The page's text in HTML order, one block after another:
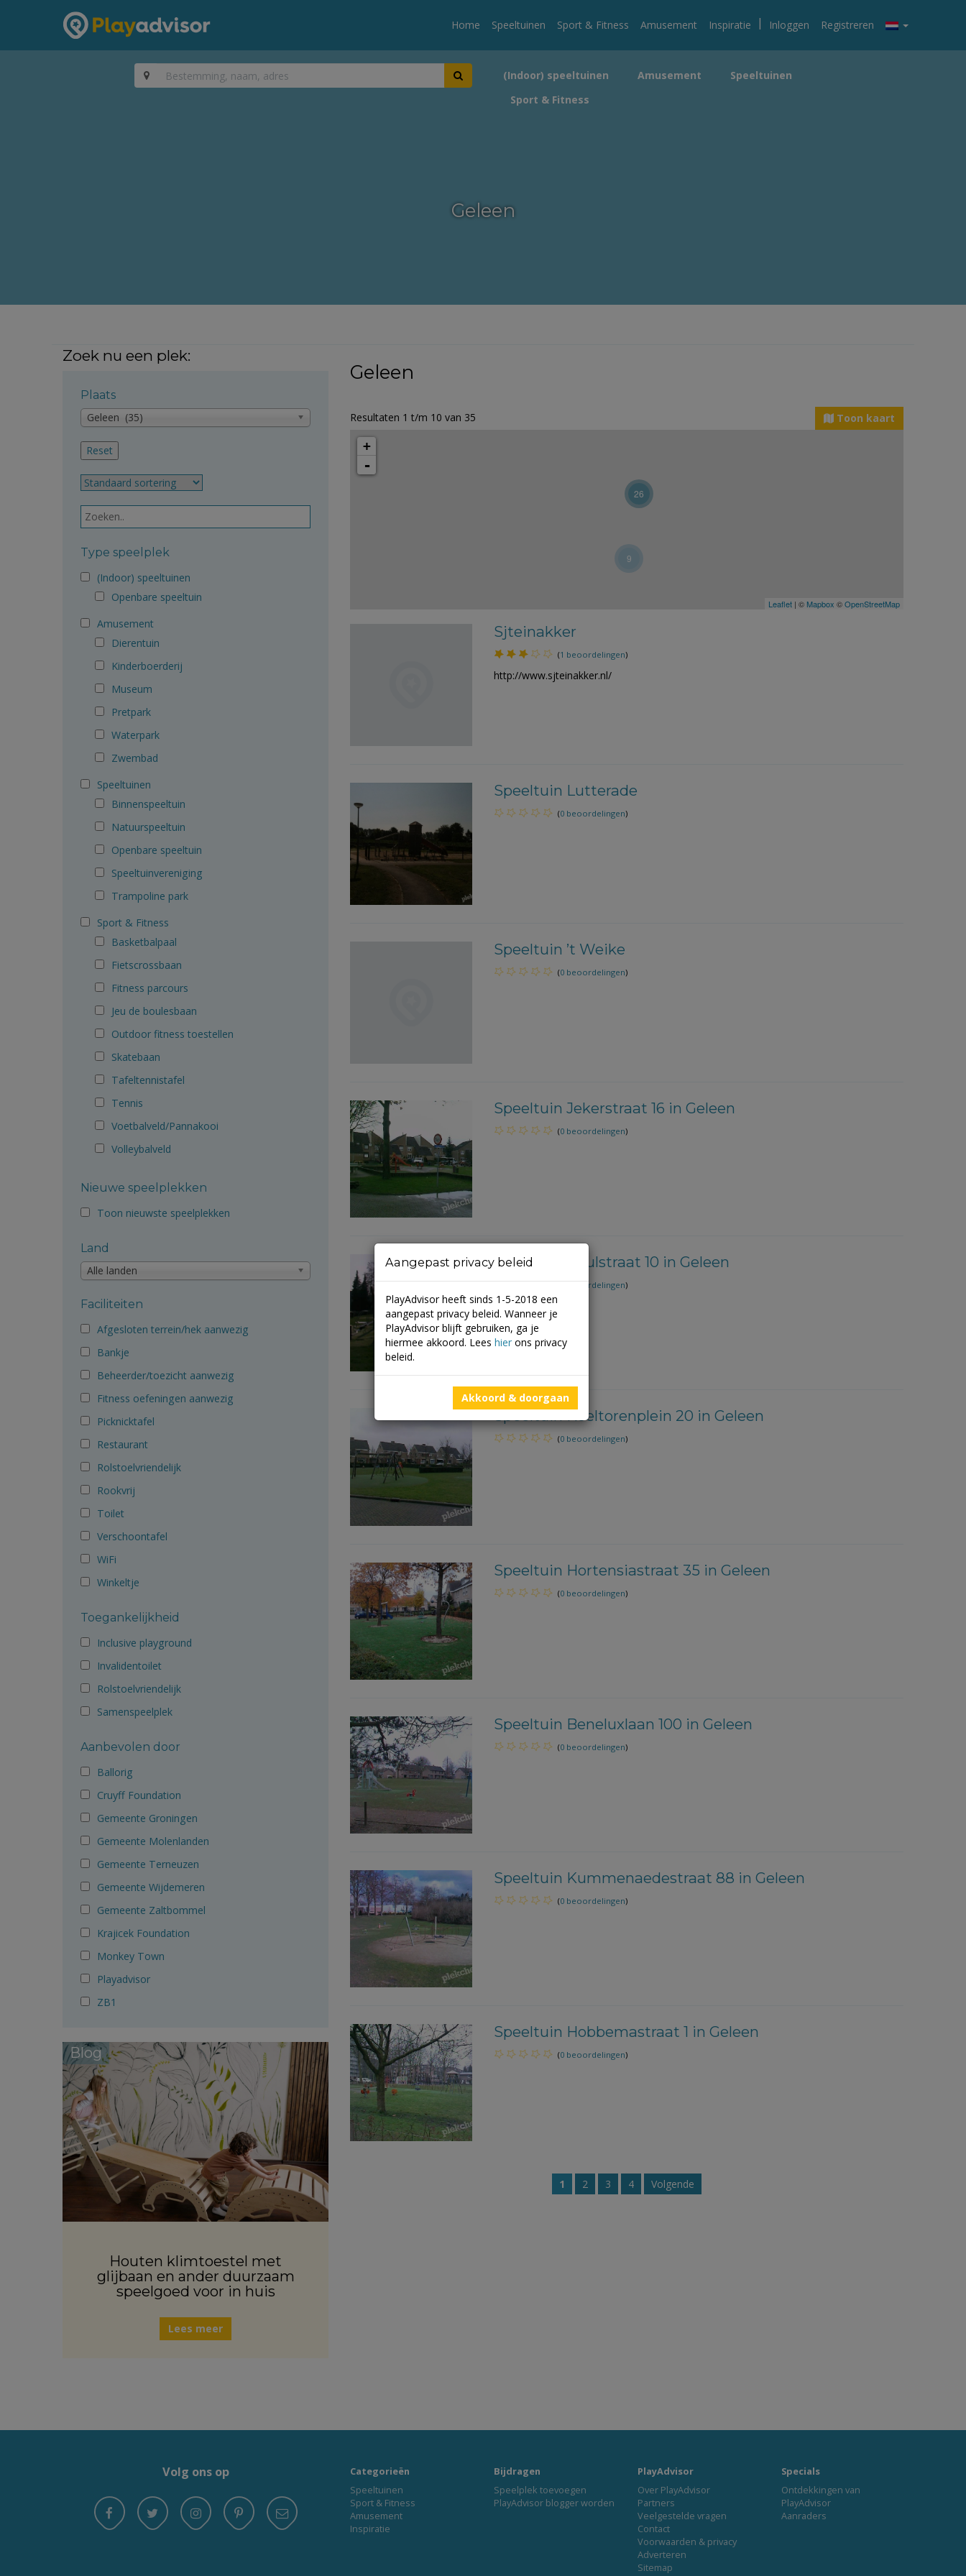
Home Speeltuinen Sport & Fitness Amusement Inspiratie | Inloggen Registreren
(Indoor) speeltuinen Amusement
Speeltuinen
Sport & Fitness
Geleen
Zoek nu een plek:
Plaats
Geleen (35)
Type speelplek
(Indoor) speeltuinen
Openbare speeltuin
Amusement
Dierentuin
Kinderboerderij
Museum
Pretpark
Waterpark
Zwembad
Speeltuinen
Binnenspeeltuin
Natuurspeeltuin
Openbare speeltuin
Speeltuinvereniging
Trampoline park
Sport & Fitness
Basketbalpaal
Fietscrossbaan
Fitness parcours
Jeu de boulesbaan
Outdoor fitness toestellen
Skatebaan
Tafeltennistafel
Tennis
Voetbalveld/Pannakooi
Volleybalveld
Nieuwe speelplekken
Toon nieuwste speelplekken
Land
Alle landen
Faciliteiten
Afgesloten terrein/hek aanwezig
Bankje
Beheerder/toezicht aanwezig
Fitness oefeningen aanwezig
Picknicktafel
Restaurant
Rolstoelvriendelijk
Rookvrij
Toilet
Verschoontafel
WiFi
Winkeltje
Toegankelijkheid
Inclusive playground
Invalidentoilet
Rolstoelvriendelijk
Samenspeelplek
Aanbevolen door
Ballorig
Cruyff Foundation
Gemeente Groningen
Gemeente Molenlanden
Gemeente Terneuzen
Gemeente Wijdemeren
Gemeente Zaltbommel
Krajicek Foundation
Monkey Town
Playadvisor
ZB1
Blog
Houten klimtoestel met
glijbaan en ander duurzaam
speelgoed voor in huis
Lees meer
Geleen
Resultaten 1 t/m 10 van 35 Toon kaart
9
26
+
-
Leaflet | © Mapbox ©OpenStreetMap
Sjteinakker
(1 beoordelingen)
http://www.sjteinakker.nl/
Speeltuin Lutterade
(0 beoordelingen)
Speeltuin ’t Weike
(0 beoordelingen)
Speeltuin Jekerstraat 16 in Geleen
(0 beoordelingen)
Speeltuin Geulstraat 10 in Geleen
(0 beoordelingen)
Speeltuin Koeltorenplein 20 in Geleen
(0 beoordelingen)
Speeltuin Hortensiastraat 35 in Geleen
(0 beoordelingen)
Speeltuin Beneluxlaan 100 in Geleen
(0 beoordelingen)
Speeltuin Kummenaedestraat 88 in Geleen
(0 beoordelingen)
Speeltuin Hobbemastraat 1 in Geleen
(0 beoordelingen)
1 2 3 4 Volgende
Volg ons op
Categorieën
Speeltuinen
Sport & Fitness
Amusement
Inspiratie
Bijdragen
Speelplek toevoegen
PlayAdvisor blogger worden
PlayAdvisor
Over PlayAdvisor
Partners
Veelgestelde vragen
Contact
Voorwaarden & privacy
Adverteren
Sitemap
Specials
Ontdekkingen van
PlayAdvisor
Aanraders
Aangepast privacy beleid
PlayAdvisor heeft sinds 1-5-2018 een
aangepast privacy beleid. Wanneer je
PlayAdvisor blijft gebruiken, ga je
hiermee akkoord. Lees hier ons privacy
beleid.
Akkoord & doorgaan